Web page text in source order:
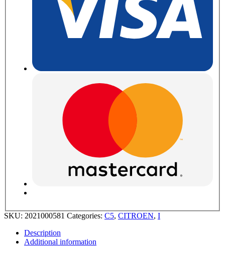
SKU: 2021000581 Categories: C5, CITROEN, I
Description
Additional information